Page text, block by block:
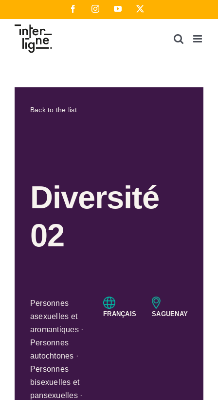
to
content
FacebookInstagramYouTube
Back to the list
Diversité
02
Personnes
asexuelles et
aromantiques ·
Personnes
autochtones ·
Personnes
bisexuelles et
pansexuelles ·
FRANÇAIS SAGUENAY